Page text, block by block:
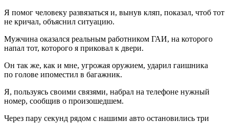
Я помог человеку развязаться и, вынув кляп, показал, чтоб тот
не кричал, объяснил ситуацию.
Мужчина оказался реальным работником ГАИ, на которого
напал тот, которого я приковал к двери.
Он так же, как и мне, угрожая оружием, ударил гаишника
по голове ипоместил в багажник.
Я, пользуясь своими связями, набрал на телефоне нужный
номер, сообщив о произошедшем.
Через пару секунд рядом с нашими авто остановились три